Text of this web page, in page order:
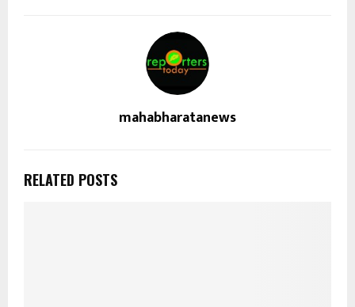
mahabharatanews
RELATED POSTS